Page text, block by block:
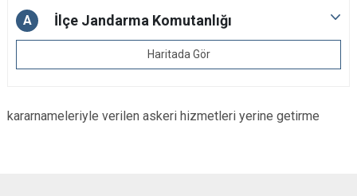
A İlçe Jandarma Komutanlığı
Haritada Gör
kararnameleriyle verilen askeri hizmetleri yerine getirme